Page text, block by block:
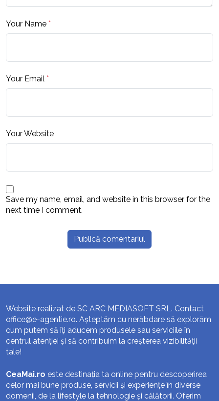
Your Name *
Your Email *
Your Website
Save my name, email, and website in this browser for the
next time I comment.
Website realizat de SC ARC MEDIASOFT SRL. Contact
office@e-agentie.ro. Așteptăm cu nerăbdare să explorăm
cum putem să îți aducem produsele sau serviciile în
centrul atenției și să contribuim la creșterea vizibilității
tale!
CeaMai.ro este destinația ta online pentru descoperirea
celor mai bune produse, servicii și experiențe în diverse
domenii, de la lifestyle la tehnologie și călătorii. Oferim